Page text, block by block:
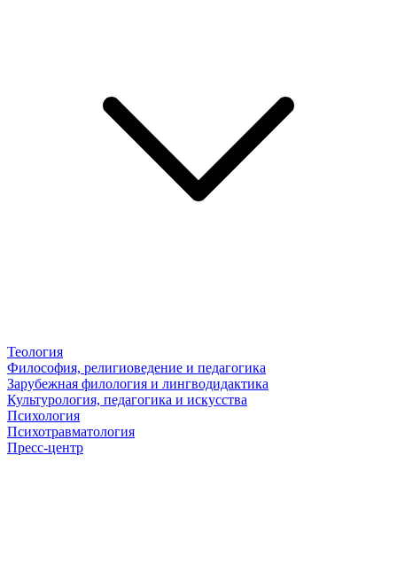
Теология
Философия, религиоведение и педагогика
Зарубежная филология и лингводидактика
Культурология, педагогика и искусства
Психология
Психотравматология
Пресс-центр